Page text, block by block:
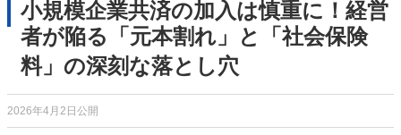
小規模企業共済の加入は慎重に！経営
者が陥る「元本割れ」と「社会保険
料」の深刻な落とし穴
2026年4月2日公開